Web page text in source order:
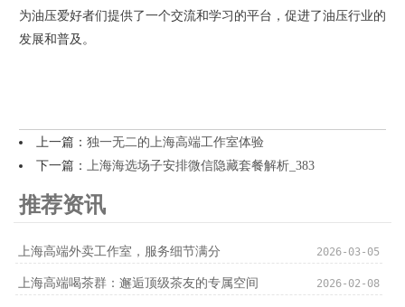
为油压爱好者们提供了一个交流和学习的平台，促进了油压行业的
发展和普及。
上一篇： 独一无二的上海高端工作室体验
下一篇： 上海海选场子安排微信隐藏套餐解析_383
推荐资讯
上海高端外卖工作室，服务细节满分 2026-03-05
上海高端喝茶群：邂逅顶级茶友的专属空间 2026-02-08